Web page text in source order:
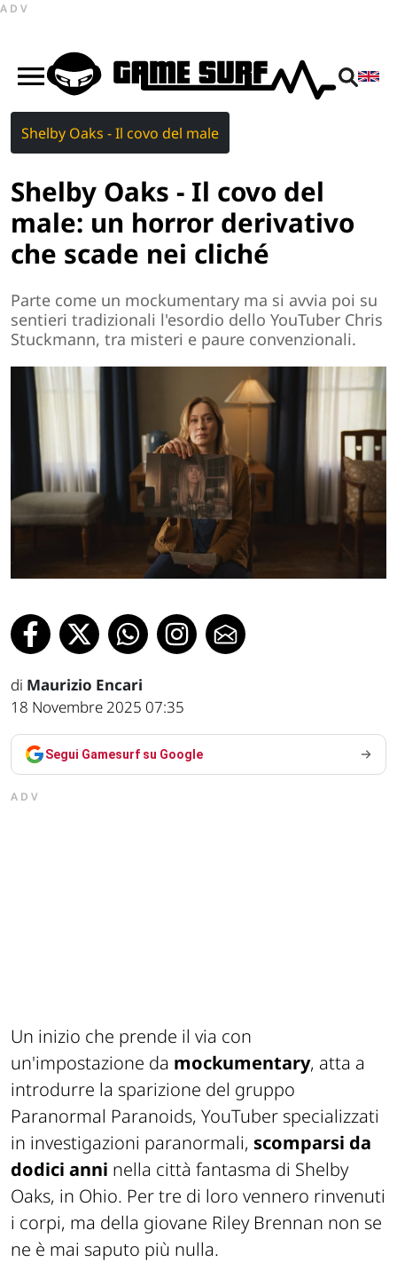
ADV
Shelby Oaks - Il covo del male
Shelby Oaks - Il covo del
male: un horror derivativo
che scade nei cliché
Parte come un mockumentary ma si avvia poi su
sentieri tradizionali l'esordio dello YouTuber Chris
Stuckmann, tra misteri e paure convenzionali.
di Maurizio Encari
18 Novembre 2025 07:35
Segui Gamesurf su Google
ADV
Un inizio che prende il via con
un'impostazione da mockumentary, atta a
introdurre la sparizione del gruppo
Paranormal Paranoids, YouTuber specializzati
in investigazioni paranormali, scomparsi da
dodici anni nella città fantasma di Shelby
Oaks, in Ohio. Per tre di loro vennero rinvenuti
i corpi, ma della giovane Riley Brennan non se
ne è mai saputo più nulla.